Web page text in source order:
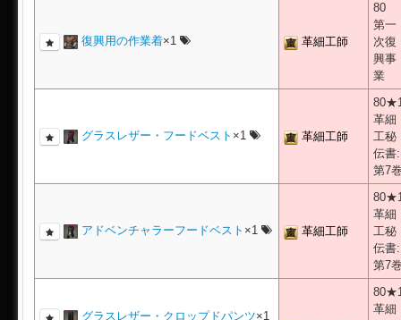
復興用の作業着×1 革細工師
80
第一
次復
興事
業
グラスレザー・フードベスト ×1 革細工師
革細
工秘
伝書:
第7
アドベンチャラーフードベスト ×1 革細工師
革細
工秘
伝書:
第7
グラスレザー・クロップドパンツ×1
革細